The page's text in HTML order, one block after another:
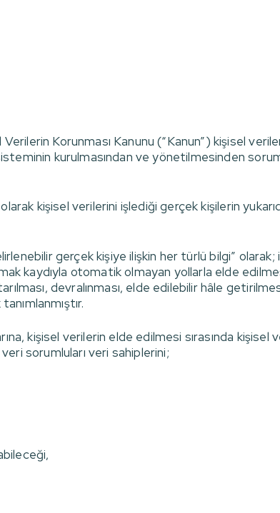
Korunması Kanunu (“Kanun”) kişisel
kurulmasından ve yönetilmesinden
kişisel verilerini işlediği gerçek kişilerin
gerçek kişiye ilişkin her türlü bilgi”
kaydıyla otomatik olmayan yollarla elde
devralınması, elde edilebilir hâle
kişisel verilerin elde edilmesi sırasında
sorumluları veri sahiplerini;